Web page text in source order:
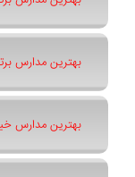
بهترین مدارس
بهترین مدارس